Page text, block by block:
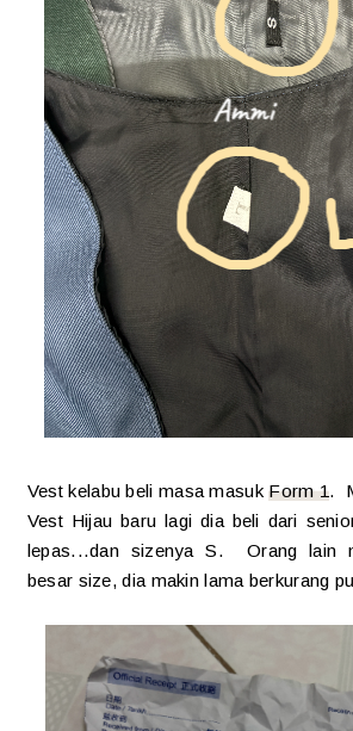
Vest kelabu beli masa masukForm 1.
Vest Hijau baru lagi dia beli dari
lepas...dan sizenya S. Orang lain
besar size, dia makin lama berkurang